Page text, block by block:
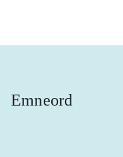
Emneord